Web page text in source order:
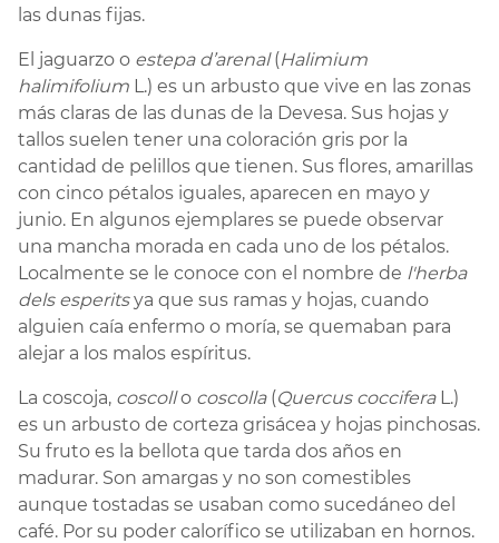
las dunas fijas.
El jaguarzo o estepa d’arenal(Halimium
halimifolium L.) es un arbusto que vive en las zonas
más claras de las dunas de la Devesa. Sus hojas y
tallos suelen tener una coloración gris por la
cantidad de pelillos que tienen. Sus flores, amarillas
con cinco pétalos iguales, aparecen en mayo y
junio. En algunos ejemplares se puede observar
una mancha morada en cada uno de los pétalos.
Localmente se le conoce con el nombre de l'herba
dels esperitsya que sus ramas y hojas, cuando
alguien caía enfermo o moría, se quemaban para
alejar a los malos espíritus.
La coscoja, coscollo coscolla (Quercus cocciferaL.)
es un arbusto de corteza grisácea y hojas pinchosas.
Su fruto es la bellota que tarda dos años en
madurar. Son amargas y no son comestibles
aunque tostadas se usaban como sucedáneo del
café. Por su poder calorífico se utilizaban en hornos.